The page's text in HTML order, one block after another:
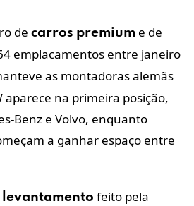
de carros premium e de
emplacamentos entre janeiro
as montadoras alemãs
aparece na primeira posição,
Benz e Volvo, enquanto
a ganhar espaço entre
levantamento feito pela